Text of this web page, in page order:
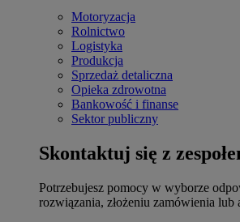
Motoryzacja
Rolnictwo
Logistyka
Produkcja
Sprzedaż detaliczna
Opieka zdrowotna
Bankowość i finanse
Sektor publiczny
Skontaktuj się z
Potrzebujesz pomocy w wyborze
rozwiązania, złożeniu zamówienia